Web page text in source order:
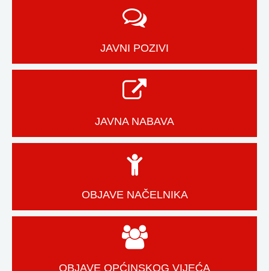
JAVNI POZIVI
JAVNA NABAVA
OBJAVE NAČELNIKA
OBJAVE OPĆINSKOG VIJEĆA